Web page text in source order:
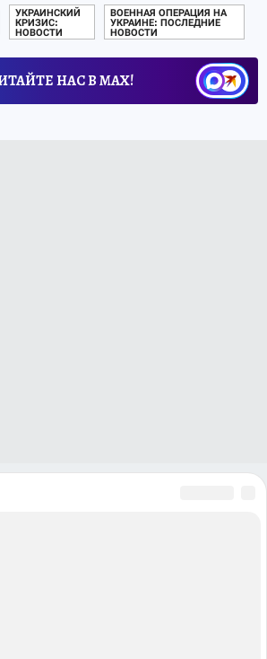
УКРАИНСКИЙ
КРИЗИС:
НОВОСТИ
ВОЕННАЯ ОПЕРАЦИЯ НА
УКРАИНЕ: ПОСЛЕДНИЕ
НОВОСТИ
НАС В МАХ!